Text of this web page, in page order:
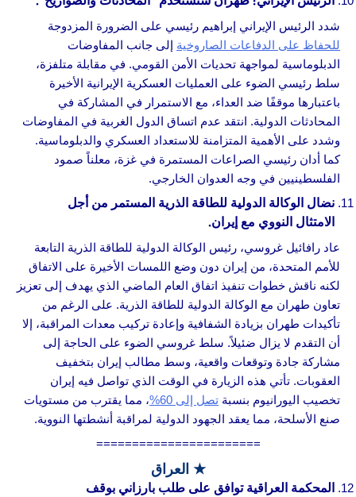
شدد الرئيس الإيراني إبراهيم رئيسي على الضرورة المزدوجة
للحفاظ على الدفاعات الصاروخية إلى جانب المفاوضات
الدبلوماسية لمواجهة تحديات الأمن القومي. في مقابلة متلفزة،
سلط رئيسي الضوء على العمليات العسكرية الإيرانية الأخيرة
باعتبارها موقفًا ضد العداء، مع الاستمرار في المشاركة في
المحادثات الدولية. انتقد عدم اتساق الدول الغربية في المفاوضات
وشدد على الأهمية المتزامنة للاستعداد العسكري والدبلوماسية.
كما أدان رئيسي الصراعات المستمرة في غزة، معلناً صمود
الفلسطينيين في وجه العدوان الخارجي.
نضال الوكالة الدولية للطاقة الذرية المستمر من أجل
الامتثال النووي مع إيران.
عاد رافائيل غروسي، رئيس الوكالة الدولية للطاقة الذرية التابعة
للأمم المتحدة، من إيران دون وضع اللمسات الأخيرة على الاتفاق
لكنه ناقش خطوات تنفيذ اتفاق العام الماضي الذي يهدف إلى تعزيز
تعاون طهران مع الوكالة الدولية للطاقة الذرية. على الرغم من
تأكيدات طهران بزيادة الشفافية وإعادة تركيب معدات المراقبة، إلا
أن التقدم لا يزال ضئيلاً. سلط غروسي الضوء على الحاجة إلى
مشاركة جادة وتوقعات واقعية، وسط مطالب إيران بتخفيف
العقوبات. تأتي هذه الزيارة في الوقت الذي تواصل فيه إيران
تخصيب اليورانيوم بنسبة تصل إلى 60%
، مما يقترب من مستويات
صنع الأسلحة، مما يعقد الجهود الدولية لمراقبة أنشطتها النووية.
=======================
★ العراق
المحكمة العراقية توافق على طلب بارزاني بوقف